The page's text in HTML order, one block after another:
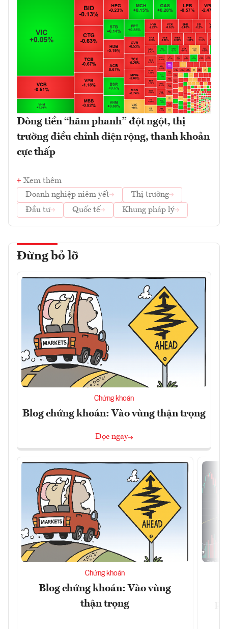
Dòng tiền “hãm phanh” đột ngột, thị
trường điều chỉnh diện rộng, thanh khoản
cực thấp
Xem thêm
Doanh nghiệp niêm yết
Thị trường
Đầu tư
Quốc tế Khung pháp lý
Đừng bỏ lỡ
Chứng khoán
Blog chứng khoán: Vào vùng thận trọng
Đọc ngay
Chứng khoán
Blog chứng khoán: Vào vùng
thận trọng